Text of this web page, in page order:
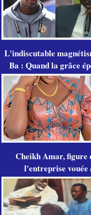
L'indiscutable
Ba : Quand la grâce
Cheikh Amar, figure
l'entreprise vouée